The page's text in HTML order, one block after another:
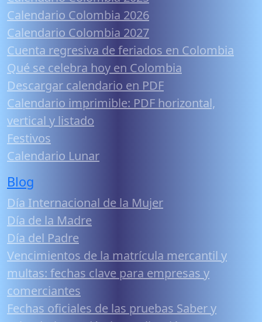
Calendario Colombia 2026
Calendario Colombia 2027
Cuenta regresiva de feriados en Colombia
Qué se celebra hoy en Colombia
Descargar calendario en PDF
Calendario imprimible: PDF horizontal,
vertical y listado
Festivos
Calendario Lunar
Blog
Día Internacional de la Mujer
Día de la Madre
Día del Padre
Vencimientos de la matrícula mercantil y
multas: fechas clave para empresas y
comerciantes
Fechas oficiales de las pruebas Saber y